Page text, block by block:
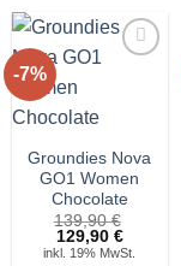
-7%
Wunschliste!
Groundies Nova
GO1 Women
Chocolate
139,90€
Ursprünglicher
Preis
129,90 €Aktueller
Preis
inkl. 19% MwSt.